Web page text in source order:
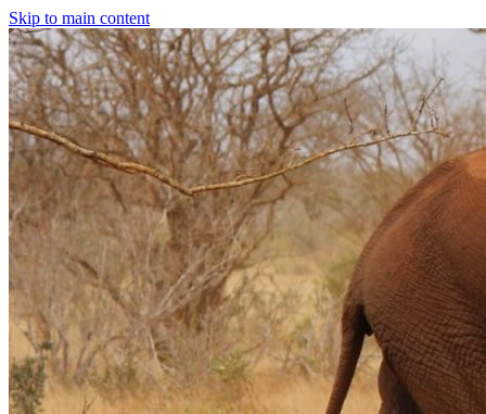
Skip to main content